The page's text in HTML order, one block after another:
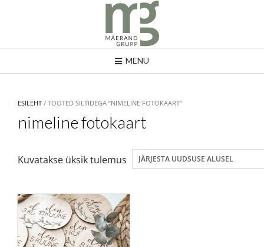
MENU
ESILEHT / TOOTED SILTIDEGA “NIMELINE FOTOKAART”
nimeline fotokaart
Kuvatakse üksik tulemus